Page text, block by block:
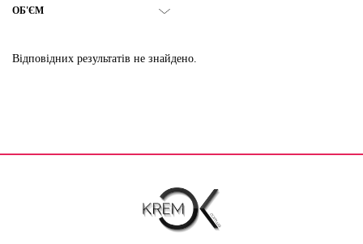
ОБ'ЄМ
Відповідних результатів не знайдено.